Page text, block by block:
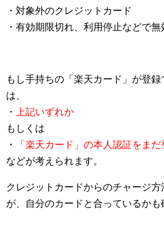
・対象外のクレジットカード
・有効期限切れ、利用停止などで無
もし手持ちの「楽天カード」が登
は、
・
上記いずれか
もしくは
・
「楽天カード」の本人認証をま
などが考えられます。
クレジットカードからのチャージ
が、自分のカードと合っているかも